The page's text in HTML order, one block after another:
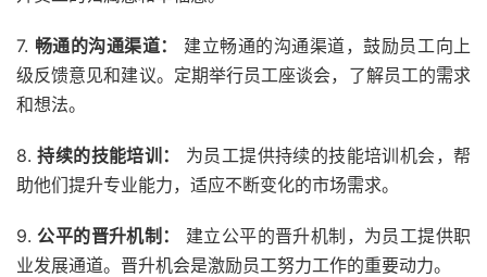
7. 畅通的沟通渠道：
建立畅通的沟通渠道，鼓励员工向上
级反馈意见和建议。定期举行员工座谈会，了解员工的需求
和想法。
8.持续的技能培训：
为员工提供持续的技能培训机会，帮
助他们提升专业能力，适应不断变化的市场需求。
9. 公平的晋升机制：
建立公平的晋升机制，为员工提供职
业发展通道。晋升机会是激励员工努力工作的重要动力。